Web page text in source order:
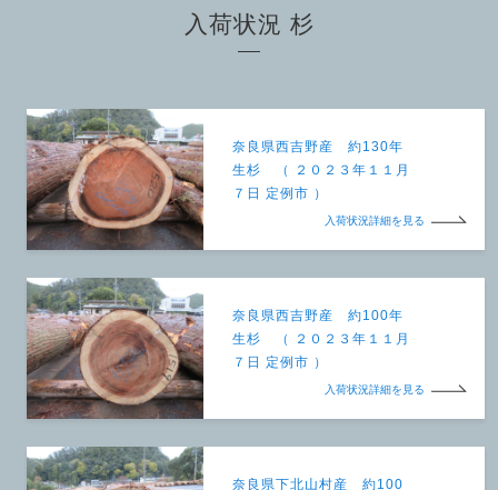
入荷状況 杉
奈良県西吉野産 約130年
生杉 （ ２０２３年１１月
７日 定例市 ）
入荷状況詳細を見る
奈良県西吉野産 約100年
生杉 （ ２０２３年１１月
７日 定例市 ）
入荷状況詳細を見る
奈良県下北山村産 約100